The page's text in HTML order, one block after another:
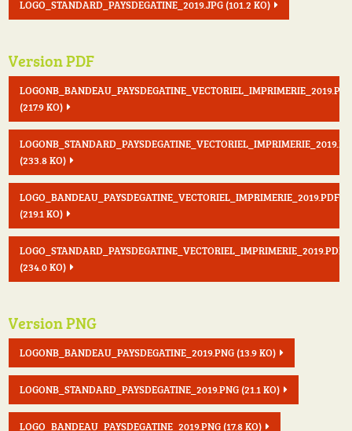
LOGO_STANDARD_PAYSDEGATINE_2019.JPG (101.2 KO)
Version PDF
(217.9 KO)
(233.8 KO)
LOGO_BANDEAU_PAYSDEGATINE_VECTORIEL_IMPRIMERIE_2019.PDF
(219.1 KO)
LOGO_STANDARD_PAYSDEGATINE_VECTORIEL_IMPRIMERIE_2019.PDF
(234.0 KO)
Version PNG
LOGONB_BANDEAU_PAYSDEGATINE_2019.PNG (13.9 KO)
LOGONB_STANDARD_PAYSDEGATINE_2019.PNG (21.1 KO)
LOGO_BANDEAU_PAYSDEGATINE_2019.PNG (17.8 KO)